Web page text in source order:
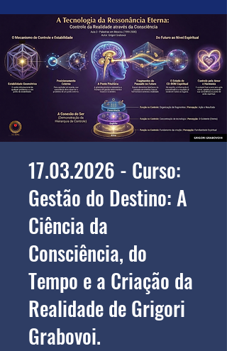
17.03.2026 - Curso:
Gestão do Destino: A
Ciência da
Consciência, do
Tempo e a Criação da
Realidade de Grigori
Grabovoi.